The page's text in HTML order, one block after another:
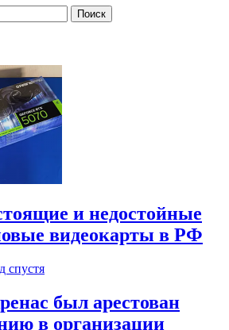
и недостойные
видеокарты в РФ
спустя
был арестован
в организации